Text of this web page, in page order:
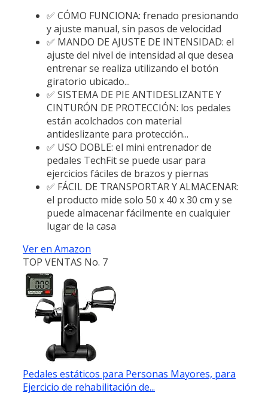
✅ CÓMO FUNCIONA: frenado presionando
y ajuste manual, sin pasos de velocidad
✅ MANDO DE AJUSTE DE INTENSIDAD: el
ajuste del nivel de intensidad al que desea
entrenar se realiza utilizando el botón
giratorio ubicado...
✅ SISTEMA DE PIE ANTIDESLIZANTE Y
CINTURÓN DE PROTECCIÓN: los pedales
están acolchados con material
antideslizante para protección...
✅ USO DOBLE: el mini entrenador de
pedales TechFit se puede usar para
ejercicios fáciles de brazos y piernas
✅ FÁCIL DE TRANSPORTAR Y ALMACENAR:
el producto mide solo 50 x 40 x 30 cm y se
puede almacenar fácilmente en cualquier
lugar de la casa
Ver en Amazon
TOP VENTAS No. 7
Pedales estáticos para Personas Mayores, para
Ejercicio de rehabilitación de...